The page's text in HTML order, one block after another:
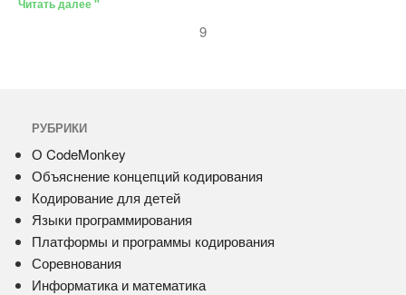
Читать далее "
9
РУБРИКИ
О CodeMonkey
Объяснение концепций кодирования
Кодирование для детей
Языки программирования
Платформы и программы кодирования
Соревнования
Информатика и математика